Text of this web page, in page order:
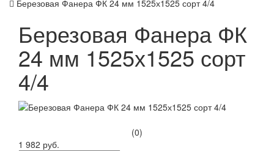
Березовая Фанера ФК 24 мм 1525х1525 сорт 4/4
Березовая Фанера ФК
24 мм 1525х1525 сорт
4/4
(0)
1 982 руб.